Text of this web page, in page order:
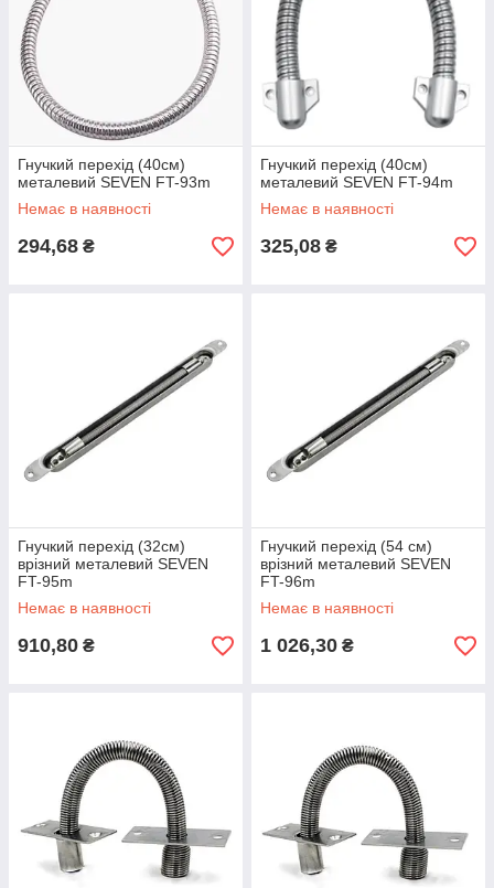
Гнучкий перехід (40см)
металевий SEVEN FT-93m
Немає в наявності
294,68 ₴
Гнучкий перехід (40см)
металевий SEVEN FT-94m
Немає в наявності
325,08 ₴
Гнучкий перехід (32см)
врізний металевий SEVEN
FT-95m
Немає в наявності
910,80 ₴
Гнучкий перехід (54 см)
врізний металевий SEVEN
FT-96m
Немає в наявності
1 026,30 ₴